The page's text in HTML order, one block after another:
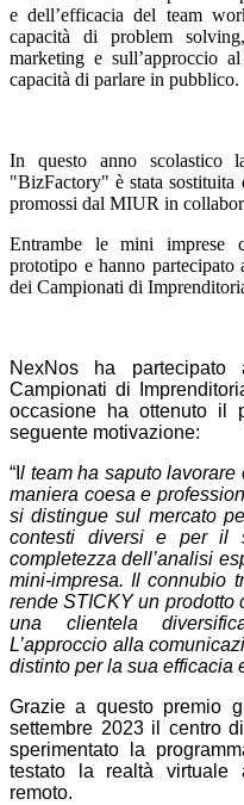
e dell’efficacia del team
capacità di problem
marketing e sull’approccio
capacità di parlare in pubblico.
In questo anno scolastico
"BizFactory" è stata
promossi dal MIUR in
Entrambe le mini imprese
prototipo e hanno
dei Campionati di
NexNos ha
Campionati di
occasione ha ottenuto il
seguente motivazione:
“I l team ha saputo
maniera coesa e
si distingue sul mercato
contesti diversi e per il
completezza dell’analisi
mini-impresa. Il connubio
rende STICKY un prodotto
una clientela
L’approccio alla
distinto per la sua efficacia
Grazie a questo premio
settembre 2023 il centro
sperimentato la
testato la realtà virtuale
remoto.